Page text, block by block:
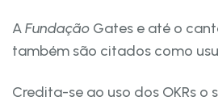
AFundação Gates e até o
também são citados como
Credita-se ao uso dos OKRs o